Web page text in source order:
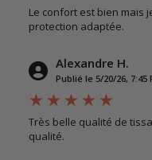
Le confort est bien mais
protection adaptée.
Alexandre H.
Publié le 5/20/26, 7:45
Très belle qualité de
qualité.